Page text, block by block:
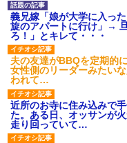
義兄嫁「娘が大学に入っ
旋のアパートに行け」→
ろ！」とキレて・・・
夫の友達がBBQを定期的
女性側のリーダーみたい
われて…
近所のお寺に住み込みで
た。ある日、オッサンが
走り回っていて…